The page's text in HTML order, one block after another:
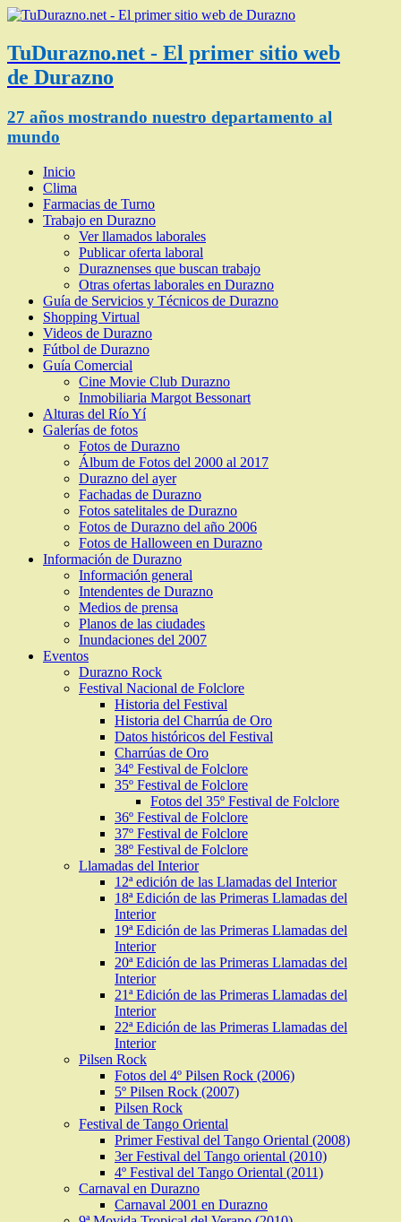
TuDurazno.net - El primer sitio web
de Durazno
27 años mostrando nuestro departamento al
mundo
Inicio
Clima
Farmacias de Turno
Trabajo en Durazno
Ver llamados laborales
Publicar oferta laboral
Duraznenses que buscan trabajo
Otras ofertas laborales en Durazno
Guía de Servicios y Técnicos de Durazno
Shopping Virtual
Videos de Durazno
Fútbol de Durazno
Guía Comercial
Cine Movie Club Durazno
Inmobiliaria Margot Bessonart
Alturas del Río Yí
Galerías de fotos
Fotos de Durazno
Álbum de Fotos del 2000 al 2017
Durazno del ayer
Fachadas de Durazno
Fotos satelitales de Durazno
Fotos de Durazno del año 2006
Fotos de Halloween en Durazno
Información de Durazno
Información general
Intendentes de Durazno
Medios de prensa
Planos de las ciudades
Inundaciones del 2007
Eventos
Durazno Rock
Festival Nacional de Folclore
Historia del Festival
Historia del Charrúa de Oro
Datos históricos del Festival
Charrúas de Oro
34º Festival de Folclore
35º Festival de Folclore
Fotos del 35º Festival de Folclore
36º Festival de Folclore
37º Festival de Folclore
38º Festival de Folclore
Llamadas del Interior
12ª edición de las Llamadas del Interior
18ª Edición de las Primeras Llamadas del
Interior
19ª Edición de las Primeras Llamadas del
Interior
20ª Edición de las Primeras Llamadas del
Interior
21ª Edición de las Primeras Llamadas del
Interior
22ª Edición de las Primeras Llamadas del
Interior
Pilsen Rock
Fotos del 4º Pilsen Rock (2006)
5º Pilsen Rock (2007)
Pilsen Rock
Festival de Tango Oriental
Primer Festival del Tango Oriental (2008)
3er Festival del Tango oriental (2010)
4º Festival del Tango Oriental (2011)
Carnaval en Durazno
Carnaval 2001 en Durazno